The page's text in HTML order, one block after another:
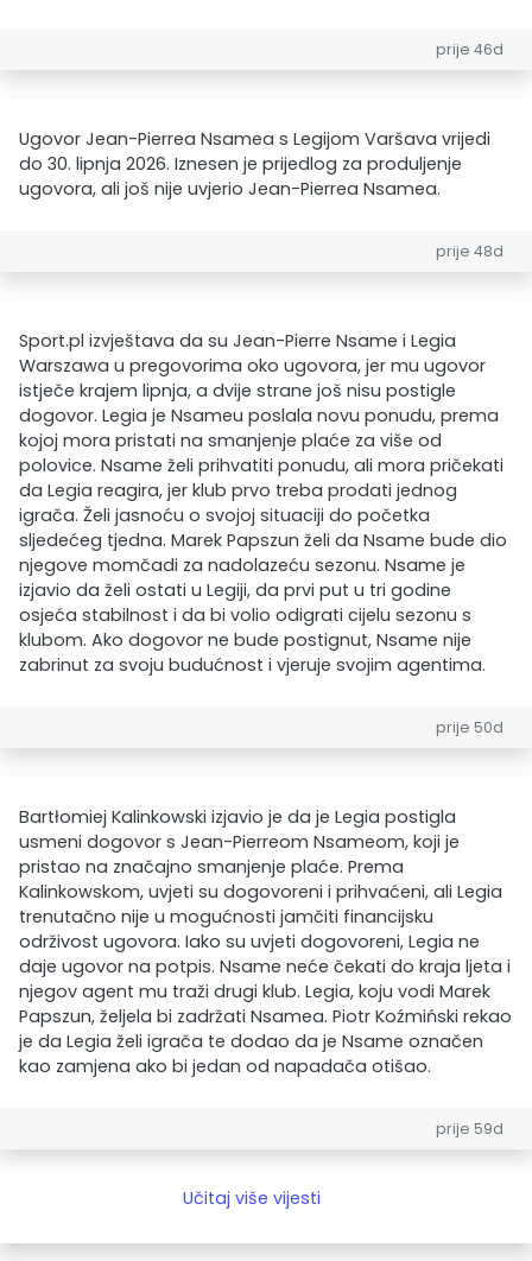
prije 46d
Ugovor Jean-Pierrea Nsamea s Legijom Varšava vrijedi
do 30. lipnja 2026. Iznesen je prijedlog za produljenje
ugovora, ali još nije uvjerio Jean-Pierrea Nsamea.
prije 48d
Sport.pl izvještava da su Jean-Pierre Nsame i Legia
Warszawa u pregovorima oko ugovora, jer mu ugovor
istječe krajem lipnja, a dvije strane još nisu postigle
dogovor. Legia je Nsameu poslala novu ponudu, prema
kojoj mora pristati na smanjenje plaće za više od
polovice. Nsame želi prihvatiti ponudu, ali mora pričekati
da Legia reagira, jer klub prvo treba prodati jednog
igrača. Želi jasnoću o svojoj situaciji do početka
sljedećeg tjedna. Marek Papszun želi da Nsame bude dio
njegove momčadi za nadolazeću sezonu. Nsame je
izjavio da želi ostati u Legiji, da prvi put u tri godine
osjeća stabilnost i da bi volio odigrati cijelu sezonu s
klubom. Ako dogovor ne bude postignut, Nsame nije
zabrinut za svoju budućnost i vjeruje svojim agentima.
prije 50d
Bartłomiej Kalinkowski izjavio je da je Legia postigla
usmeni dogovor s Jean-Pierreom Nsameom, koji je
pristao na značajno smanjenje plaće. Prema
Kalinkowskom, uvjeti su dogovoreni i prihvaćeni, ali Legia
trenutačno nije u mogućnosti jamčiti financijsku
održivost ugovora. Iako su uvjeti dogovoreni, Legia ne
daje ugovor na potpis. Nsame neće čekati do kraja ljeta i
njegov agent mu traži drugi klub. Legia, koju vodi Marek
Papszun, željela bi zadržati Nsamea. Piotr Koźmiński rekao
je da Legia želi igrača te dodao da je Nsame označen
kao zamjena ako bi jedan od napadača otišao.
prije 59d
Učitaj više vijesti